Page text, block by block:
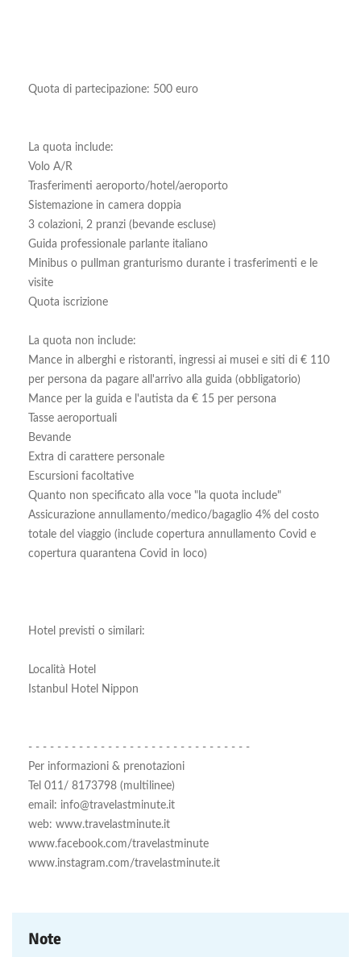
Quota di partecipazione: 500 euro
La quota include:
Volo A/R
Trasferimenti aeroporto/hotel/aeroporto
Sistemazione in camera doppia
3 colazioni, 2 pranzi (bevande escluse)
Guida professionale parlante italiano
Minibus o pullman granturismo durante i trasferimenti e le
visite
Quota iscrizione
La quota non include:
Mance in alberghi e ristoranti, ingressi ai musei e siti di € 110
per persona da pagare all'arrivo alla guida (obbligatorio)
Mance per la guida e l'autista da € 15 per persona
Tasse aeroportuali
Bevande
Extra di carattere personale
Escursioni facoltative
Quanto non specificato alla voce "la quota include"
Assicurazione annullamento/medico/bagaglio 4% del costo
totale del viaggio (include copertura annullamento Covid e
copertura quarantena Covid in loco)
Hotel previsti o similari:
Località Hotel
Istanbul Hotel Nippon
- - - - - - - - - - - - - - - - - - - - - - - - - - - - - - -
Per informazioni & prenotazioni
Tel 011/ 8173798 (multilinee)
email: info@travelastminute.it
web: www.travelastminute.it
www.facebook.com/travelastminute
www.instagram.com/travelastminute.it
Note